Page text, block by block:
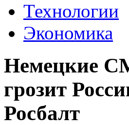
Технологии
Экономика
Немецкие
грозит
Росбалт